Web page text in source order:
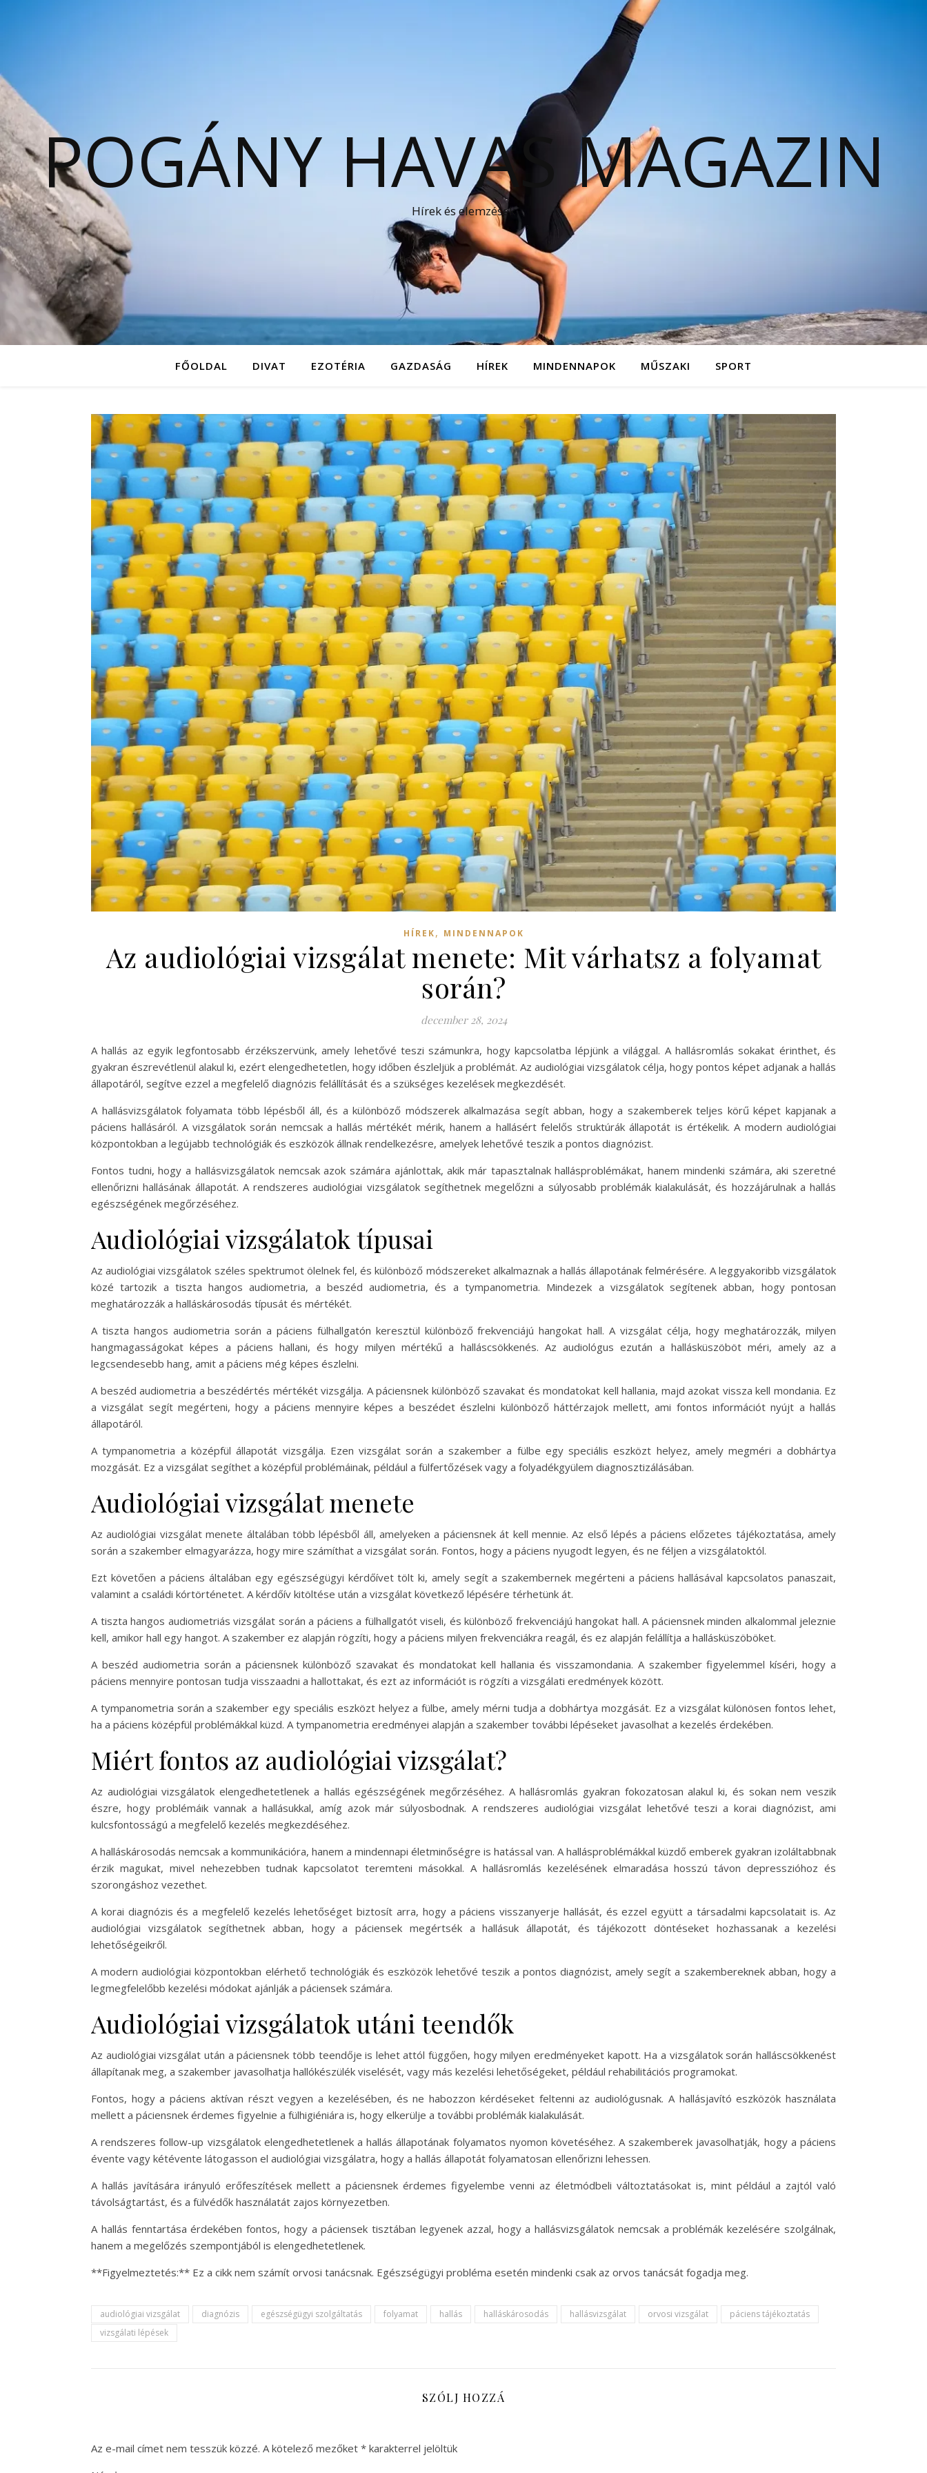
POGÁNY HAVAS MAGAZIN
Hírek és elemzések
FŐOLDAL DIVAT EZOTÉRIA GAZDASÁG HÍREK MINDENNAPOK MŰSZAKI SPORT
HÍREK, MINDENNAPOK
Az audiológiai vizsgálat menete: Mit várhatsz a folyamat
során?
december 28, 2024
A hallás az egyik legfontosabb érzékszervünk, amely lehetővé teszi számunkra, hogy kapcsolatba lépjünk a világgal. A hallásromlás sokakat érinthet, és
gyakran észrevétlenül alakul ki, ezért elengedhetetlen, hogy időben észleljük a problémát. Az audiológiai vizsgálatok célja, hogy pontos képet adjanak a hallás
állapotáról, segítve ezzel a megfelelő diagnózis felállítását és a szükséges kezelések megkezdését.
A hallásvizsgálatok folyamata több lépésből áll, és a különböző módszerek alkalmazása segít abban, hogy a szakemberek teljes körű képet kapjanak a
páciens hallásáról. A vizsgálatok során nemcsak a hallás mértékét mérik, hanem a hallásért felelős struktúrák állapotát is értékelik. A modern audiológiai
központokban a legújabb technológiák és eszközök állnak rendelkezésre, amelyek lehetővé teszik a pontos diagnózist.
Fontos tudni, hogy a hallásvizsgálatok nemcsak azok számára ajánlottak, akik már tapasztalnak hallásproblémákat, hanem mindenki számára, aki szeretné
ellenőrizni hallásának állapotát. A rendszeres audiológiai vizsgálatok segíthetnek megelőzni a súlyosabb problémák kialakulását, és hozzájárulnak a hallás
egészségének megőrzéséhez.
Audiológiai vizsgálatok típusai
Az audiológiai vizsgálatok széles spektrumot ölelnek fel, és különböző módszereket alkalmaznak a hallás állapotának felmérésére. A leggyakoribb vizsgálatok
közé tartozik a tiszta hangos audiometria, a beszéd audiometria, és a tympanometria. Mindezek a vizsgálatok segítenek abban, hogy pontosan
meghatározzák a halláskárosodás típusát és mértékét.
A tiszta hangos audiometria során a páciens fülhallgatón keresztül különböző frekvenciájú hangokat hall. A vizsgálat célja, hogy meghatározzák, milyen
hangmagasságokat képes a páciens hallani, és hogy milyen mértékű a halláscsökkenés. Az audiológus ezután a hallásküszöböt méri, amely az a
legcsendesebb hang, amit a páciens még képes észlelni.
A beszéd audiometria a beszédértés mértékét vizsgálja. A páciensnek különböző szavakat és mondatokat kell hallania, majd azokat vissza kell mondania. Ez
a vizsgálat segít megérteni, hogy a páciens mennyire képes a beszédet észlelni különböző háttérzajok mellett, ami fontos információt nyújt a hallás
állapotáról.
A tympanometria a középfül állapotát vizsgálja. Ezen vizsgálat során a szakember a fülbe egy speciális eszközt helyez, amely megméri a dobhártya
mozgását. Ez a vizsgálat segíthet a középfül problémáinak, például a fülfertőzések vagy a folyadékgyülem diagnosztizálásában.
Audiológiai vizsgálat menete
Az audiológiai vizsgálat menete általában több lépésből áll, amelyeken a páciensnek át kell mennie. Az első lépés a páciens előzetes tájékoztatása, amely
során a szakember elmagyarázza, hogy mire számíthat a vizsgálat során. Fontos, hogy a páciens nyugodt legyen, és ne féljen a vizsgálatoktól.
Ezt követően a páciens általában egy egészségügyi kérdőívet tölt ki, amely segít a szakembernek megérteni a páciens hallásával kapcsolatos panaszait,
valamint a családi kórtörténetet. A kérdőív kitöltése után a vizsgálat következő lépésére térhetünk át.
A tiszta hangos audiometriás vizsgálat során a páciens a fülhallgatót viseli, és különböző frekvenciájú hangokat hall. A páciensnek minden alkalommal jeleznie
kell, amikor hall egy hangot. A szakember ez alapján rögzíti, hogy a páciens milyen frekvenciákra reagál, és ez alapján felállítja a hallásküszöböket.
A beszéd audiometria során a páciensnek különböző szavakat és mondatokat kell hallania és visszamondania. A szakember figyelemmel kíséri, hogy a
páciens mennyire pontosan tudja visszaadni a hallottakat, és ezt az információt is rögzíti a vizsgálati eredmények között.
A tympanometria során a szakember egy speciális eszközt helyez a fülbe, amely mérni tudja a dobhártya mozgását. Ez a vizsgálat különösen fontos lehet,
ha a páciens középfül problémákkal küzd. A tympanometria eredményei alapján a szakember további lépéseket javasolhat a kezelés érdekében.
Miért fontos az audiológiai vizsgálat?
Az audiológiai vizsgálatok elengedhetetlenek a hallás egészségének megőrzéséhez. A hallásromlás gyakran fokozatosan alakul ki, és sokan nem veszik
észre, hogy problémáik vannak a hallásukkal, amíg azok már súlyosbodnak. A rendszeres audiológiai vizsgálat lehetővé teszi a korai diagnózist, ami
kulcsfontosságú a megfelelő kezelés megkezdéséhez.
A halláskárosodás nemcsak a kommunikációra, hanem a mindennapi életminőségre is hatással van. A hallásproblémákkal küzdő emberek gyakran izoláltabbnak
érzik magukat, mivel nehezebben tudnak kapcsolatot teremteni másokkal. A hallásromlás kezelésének elmaradása hosszú távon depresszióhoz és
szorongáshoz vezethet.
A korai diagnózis és a megfelelő kezelés lehetőséget biztosít arra, hogy a páciens visszanyerje hallását, és ezzel együtt a társadalmi kapcsolatait is. Az
audiológiai vizsgálatok segíthetnek abban, hogy a páciensek megértsék a hallásuk állapotát, és tájékozott döntéseket hozhassanak a kezelési
lehetőségeikről.
A modern audiológiai központokban elérhető technológiák és eszközök lehetővé teszik a pontos diagnózist, amely segít a szakembereknek abban, hogy a
legmegfelelőbb kezelési módokat ajánlják a páciensek számára.
Audiológiai vizsgálatok utáni teendők
Az audiológiai vizsgálat után a páciensnek több teendője is lehet attól függően, hogy milyen eredményeket kapott. Ha a vizsgálatok során halláscsökkenést
állapítanak meg, a szakember javasolhatja hallókészülék viselését, vagy más kezelési lehetőségeket, például rehabilitációs programokat.
Fontos, hogy a páciens aktívan részt vegyen a kezelésében, és ne habozzon kérdéseket feltenni az audiológusnak. A hallásjavító eszközök használata
mellett a páciensnek érdemes figyelnie a fülhigiéniára is, hogy elkerülje a további problémák kialakulását.
A rendszeres follow-up vizsgálatok elengedhetetlenek a hallás állapotának folyamatos nyomon követéséhez. A szakemberek javasolhatják, hogy a páciens
évente vagy kétévente látogasson el audiológiai vizsgálatra, hogy a hallás állapotát folyamatosan ellenőrizni lehessen.
A hallás javítására irányuló erőfeszítések mellett a páciensnek érdemes figyelembe venni az életmódbeli változtatásokat is, mint például a zajtól való
távolságtartást, és a fülvédők használatát zajos környezetben.
A hallás fenntartása érdekében fontos, hogy a páciensek tisztában legyenek azzal, hogy a hallásvizsgálatok nemcsak a problémák kezelésére szolgálnak,
hanem a megelőzés szempontjából is elengedhetetlenek.
**Figyelmeztetés:** Ez a cikk nem számít orvosi tanácsnak. Egészségügyi probléma esetén mindenki csak az orvos tanácsát fogadja meg.
audiológiai vizsgálat diagnózis egészségügyi szolgáltatás folyamat hallás halláskárosodás hallásvizsgálat orvosi vizsgálat
páciens tájékoztatás
vizsgálati lépések
SZÓLJ HOZZÁ
Az e-mail címet nem tesszük közzé. A kötelező mezőket * karakterrel jelöltük